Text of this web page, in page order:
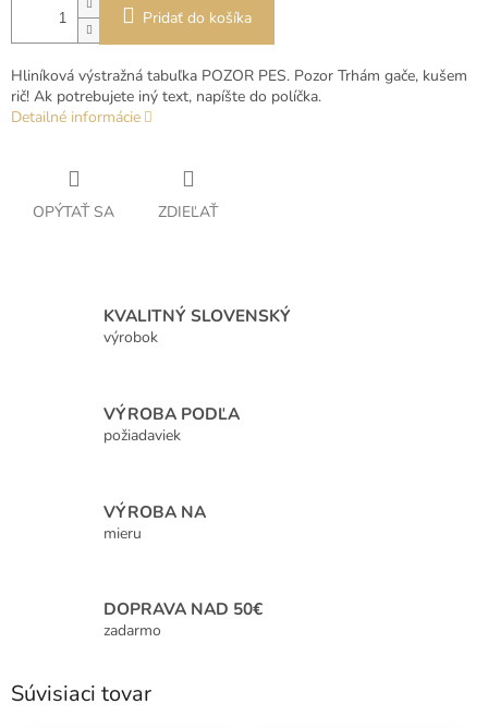
Pridať do košíka
Hliníková výstražná tabuľka POZOR PES. Pozor Trhám gače, kušem
rič! Ak potrebujete iný text, napíšte do políčka.
Detailné informácie
OPÝTAŤ SA ZDIEĽAŤ
KVALITNÝ SLOVENSKÝ
výrobok
VÝROBA PODĽA
požiadaviek
VÝROBA NA
mieru
DOPRAVA NAD 50€
zadarmo
Súvisiaci tovar